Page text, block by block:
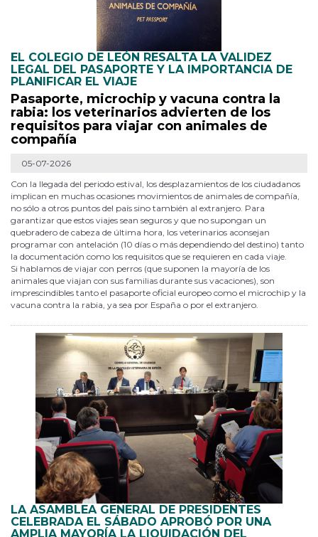
EL COLEGIO DE LEÓN RESALTA LA VALIDEZ
LEGAL DEL PASAPORTE Y LA IMPORTANCIA DE
PLANIFICAR EL VIAJE
Pasaporte, microchip y vacuna contra la
rabia: los veterinarios advierten de los
requisitos para viajar con animales de
compañía
05-07-2026
Con la llegada del periodo estival, los desplazamientos de los ciudadanos
implican en muchas ocasiones movimientos de animales de compañía,
no sólo a otros puntos del país sino también al extranjero. Para
garantizar que estos viajes sean seguros y que no supongan un
quebradero de cabeza de última hora, los veterinarios aconsejan
programar con antelación (10 días o más dependiendo del destino) tanto
la documentación como los requisitos que se requieren en cada viaje.
Si hablamos de viajar con perros (que suponen la mayoría de los
animales que viajan con sus familias durante sus vacaciones), son
imprescindibles tanto el pasaporte oficial europeo como el microchip y la
vacuna contra la rabia, ya sea por España o por el extranjero.
LA ASAMBLEA GENERAL DE PRESIDENTES
CELEBRADA EL SÁBADO APROBÓ POR UNA
AMPLIA MAYORÍA LA LIQUIDACIÓN DEL